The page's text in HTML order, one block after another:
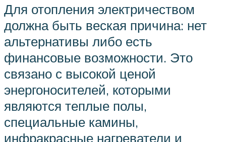
Для отопления электричеством
должна быть веская причина: нет
альтернативы либо есть
финансовые возможности. Это
связано с высокой ценой
энергоносителей, которыми
являются теплые полы,
специальные камины,
инфракрасные нагреватели и